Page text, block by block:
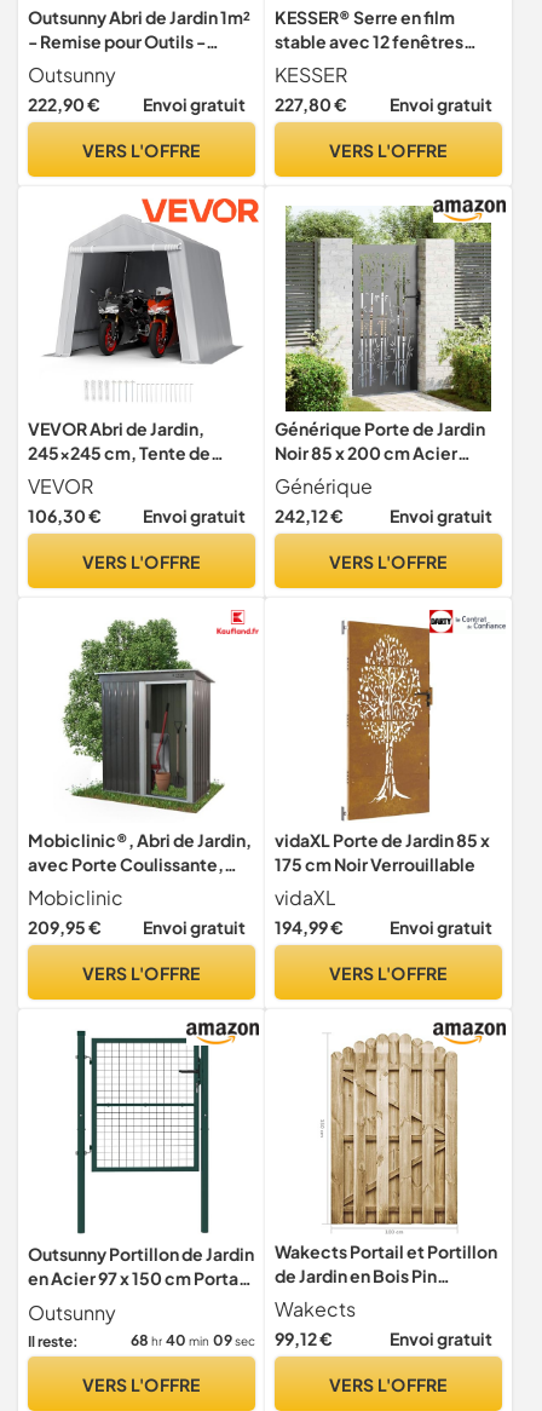
Outsunny Abri de Jardin 1m²
- Remise pour Outils -
cabanon Porte verrouillable
- dim. 1L x 1,03l x 1,6H m -
tôle d'acier ondulée
Outsunny
222,90 € Envoi gratuit
VERS L'OFFRE
KESSER® Serre en film
stable avec 12 fenêtres
avec moustiquaire et porte
| Tunnel de jardin avec
cadre en acier galvanisé |
avec piquets d'ancrage au
KESSER
227,80 € Envoi gratuit
VERS L'OFFRE
VEVOR Abri de Jardin,
245x245 cm, Tente de
Rangement, avec Porte à
Fermeture Éclair
Enroulable, Abri de
Structure Robuste, Garage
Vélos, Outils de Jardin, Gris
VEVOR
106,30 € Envoi gratuit
VERS L'OFFRE
Générique Porte de Jardin
Noir 85 x 200 cm Acier
Peint par
Poudre,Quincaillerie,
Clôtures & barrières,
19.15KG)
Générique
242,12 € Envoi gratuit
VERS L'OFFRE
Mobiclinic®, Abri de Jardin,
avec Porte Coulissante,
150 x 75 x 181 cm, Armoire
Extérieure, Cadenassable,
Nomi, 1.4 m², Toit en Pente,
Résistant, Gris
Mobiclinic
209,95 € Envoi gratuit
VERS L'OFFRE
vidaXL Porte de Jardin 85 x
175 cm Noir Verrouillable
vidaXL
194,99 € Envoi gratuit
VERS L'OFFRE
Outsunny Portillon de Jardin
en Acier 97 x 150 cm Portail
de Jardin Vert
Outsunny
Il reste: 68 hr 40 min 08sec
VERS L'OFFRE
Wakects Portail et Portillon
de Jardin en Bois Pin
Imprégné - 100 x 150 cm
Wakects
99,12 € Envoi gratuit
VERS L'OFFRE